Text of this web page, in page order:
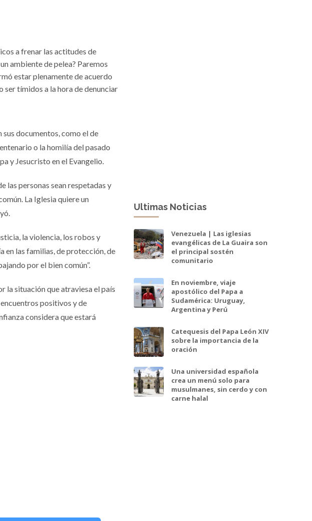
a frenar las actitudes de
ambiente de pelea? Paremos
estar plenamente de acuerdo
ser tímidos a la hora de denunciar
sus documentos, como el de
o la homilía del pasado
y Jesucristo en el Evangelio.
las personas sean respetadas y
La Iglesia quiere un
la violencia, los robos y
en las familias, de protección, de
por el bien común”.
la situación que atraviesa el país
positivos y de
considera que estará
Ultimas Noticias
Venezuela | Las iglesias
evangélicas de La Guaira son
el principal sostén
comunitario
En noviembre, viaje
apostólico del Papa a
Sudamérica: Uruguay,
Argentina y Perú
Catequesis del Papa León XIV
sobre la importancia de la
oración
Una universidad española
crea un menú solo para
musulmanes, sin cerdo y con
carne halal